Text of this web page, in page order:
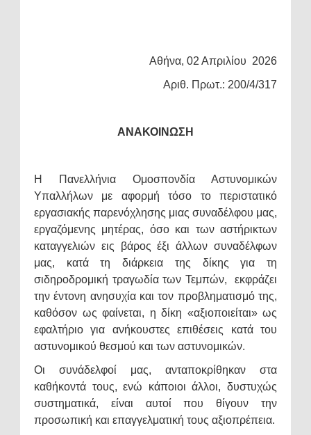
Αθήνα, 02 Απριλίου 2026
Αριθ. Πρωτ.: 200/4/317
ΑΝΑΚΟΙΝΩΣΗ
Η Πανελλήνια Ομοσπονδία Αστυνομικών
Υπαλλήλων με αφορμή τόσο το περιστατικό
εργασιακής παρενόχλησης μιας συναδέλφου μας,
εργαζόμενης μητέρας, όσο και των αστήρικτων
καταγγελιών εις βάρος έξι άλλων συναδέλφων
μας, κατά τη διάρκεια της δίκης για τη
σιδηροδρομική τραγωδία των Τεμπών, εκφράζει
την έντονη ανησυχία και τον προβληματισμό της,
καθόσον ως φαίνεται, η δίκη «αξιοποιείται» ως
εφαλτήριο για ανήκουστες επιθέσεις κατά του
αστυνομικού θεσμού και των αστυνομικών.
Οι συνάδελφοί μας, ανταποκρίθηκαν στα
καθήκοντά τους, ενώ κάποιοι άλλοι, δυστυχώς
συστηματικά, είναι αυτοί που θίγουν την
προσωπική και επαγγελματική τους αξιοπρέπεια.